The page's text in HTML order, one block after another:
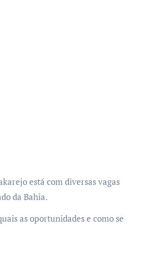
da Bahia.
as oportunidades e como se